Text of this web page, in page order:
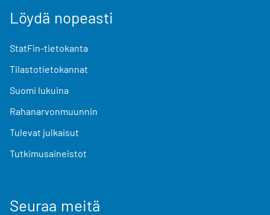
Löydä nopeasti
StatFin-tietokanta
Tilastotietokannat
Suomi lukuina
Rahanarvonmuunnin
Tulevat julkaisut
Tutkimusaineistot
Seuraa meitä